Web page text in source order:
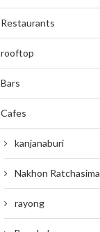
Restaurants
rooftop
Bars
Cafes
kanjanaburi
Nakhon Ratchasima
rayong